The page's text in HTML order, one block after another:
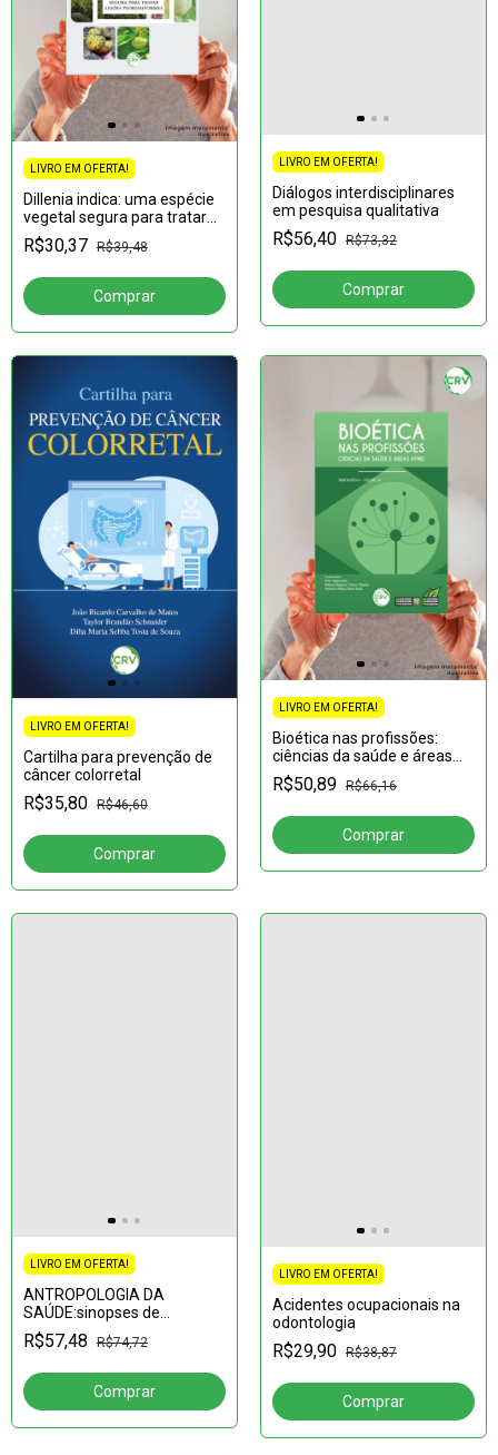
LIVRO EM OFERTA!
Dillenia indica: uma espécie
vegetal segura para tratar
leso?es psoriasiformes
R$30,37 R$39,48
LIVRO EM OFERTA!
Diálogos interdisciplinares
em pesquisa qualitativa
R$56,40 R$73,32
LIVRO EM OFERTA!
Cartilha para prevenção de
câncer colorretal
R$35,80 R$46,60
LIVRO EM OFERTA!
Bioética nas profissões:
ciências da saúde e áreas
afins
R$50,89 R$66,16
LIVRO EM OFERTA!
ANTROPOLOGIA DA
SAÚDE:sinopses de
pesquisas
R$57,48 R$74,72
LIVRO EM OFERTA!
Acidentes ocupacionais na
odontologia
R$29,90 R$38,87